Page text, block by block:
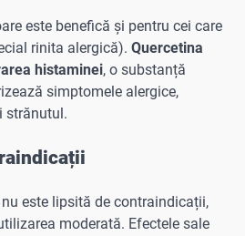
este benefică și pentru cei care
rinita alergică). Quercetina
histaminei, o substanță
simptomele alergice,
strănutul.
este lipsită de contraindicații,
moderată. Efectele sale